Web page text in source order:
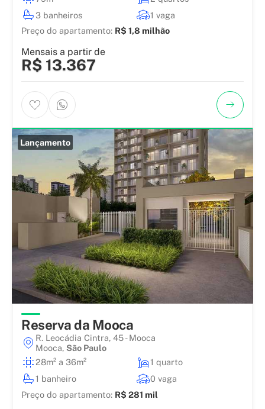
3 banheiros
1 vaga
Preço do apartamento: R$ 1,8 milhão
Mensais a partir de
R$ 13.367
Lançamento
Reserva da Mooca
R. Leocádia Cintra, 45 - Mooca
Mooca, São Paulo
28m² a 36m²
1 quarto
1 banheiro
0 vaga
Preço do apartamento: R$ 281 mil